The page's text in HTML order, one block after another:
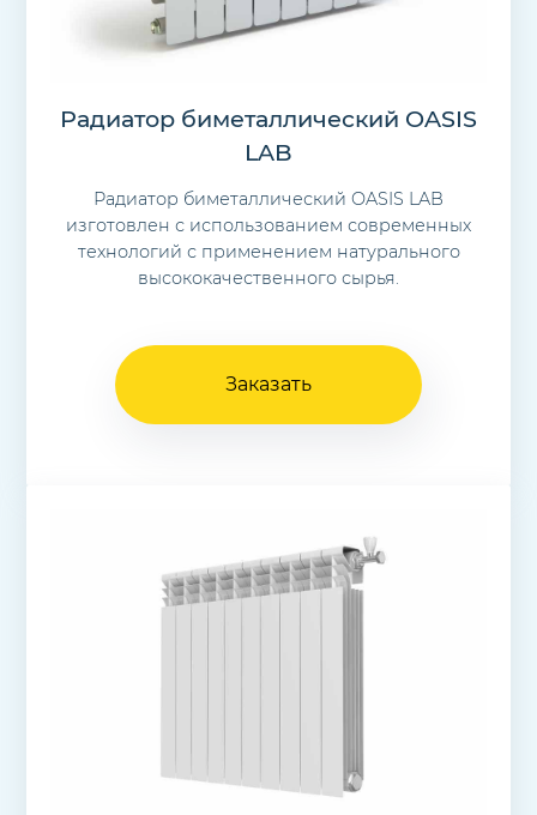
Радиатор биметаллический OASIS
LAB
Радиатор биметаллический OASIS LAB
изготовлен с использованием современных
технологий с применением натурального
высококачественного сырья.
Заказать